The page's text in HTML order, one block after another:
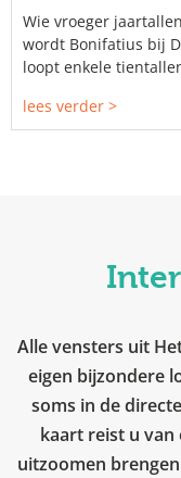
Wie vroeger
wordt Bonifatius bij
loopt enkele
lees verder >
Alle vensters uit
eigen bijzondere
soms in de
kaart reist u van
uitzoomen